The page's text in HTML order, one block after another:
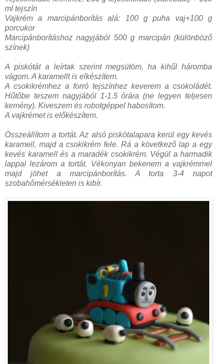
ml tejszín
Vajkrém a marcipánborítás alá: 100 g puha vaj+100 g
porcukor
Marcipánborításhoz nagyjából 500 g marcipán (különböző
színek)
A piskótát a leírtak szerint megsütöm, ha kihűl háromba
vágom. A karamellt is elkészítem.
A csokikrémhez a forró tejszínhez keverem a csokoládét.
Hűtőbe teszem nagyjából 1-1.5 órára (ne legyen teljesen
kemény). Kiveszem és robotgéppel habosítom.
A vajkrémet is előkészítem.
Összeállítom a tortát. Az alsó piskótalapara kerül egy kevés
karamell, majd a csokikrém fele. Rá a következő lap a egy
kevés karamell és a maradék csokikrém. Végül a harmadik
lappal lezárom a tortát. Vékonyan bekenem a vajkrémmel
majd jöhet a marcipánborítás. A torta 3-4 napot
szobahőmérsékleten is kibír.